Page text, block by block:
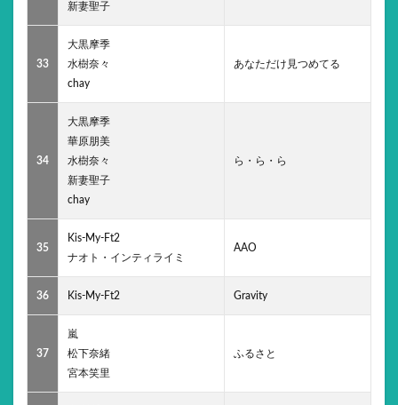
新妻聖子
33
大黒摩季
水樹奈々
chay
あなただけ見つめてる
34
大黒摩季
華原朋美
水樹奈々
新妻聖子
chay
ら・ら・ら
35
Kis-My-Ft2
ナオト・インティライミ
AAO
36 Kis-My-Ft2 Gravity
37
嵐
松下奈緒
宮本笑里
ふるさと